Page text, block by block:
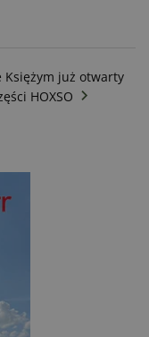
Księżym już otwarty
HOXSO